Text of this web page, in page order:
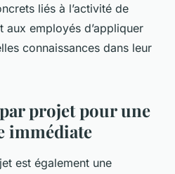
liés à l’activité de
aux employés d’appliquer
connaissances dans leur
projet pour une
immédiate
est également une